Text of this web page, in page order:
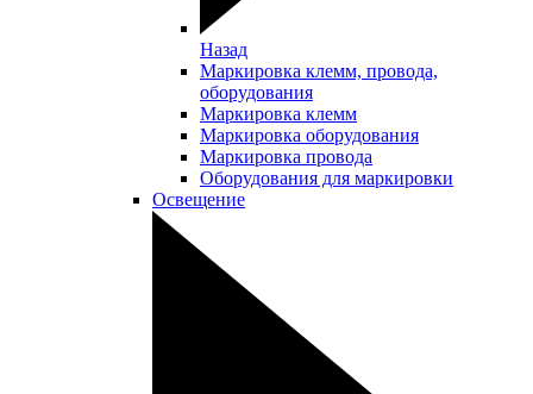
Назад
Маркировка клемм, провода,
оборудования
Маркировка клемм
Маркировка оборудования
Маркировка провода
Оборудования для маркировки
Освещение